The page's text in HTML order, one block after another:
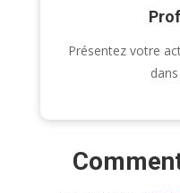
Présentez votre